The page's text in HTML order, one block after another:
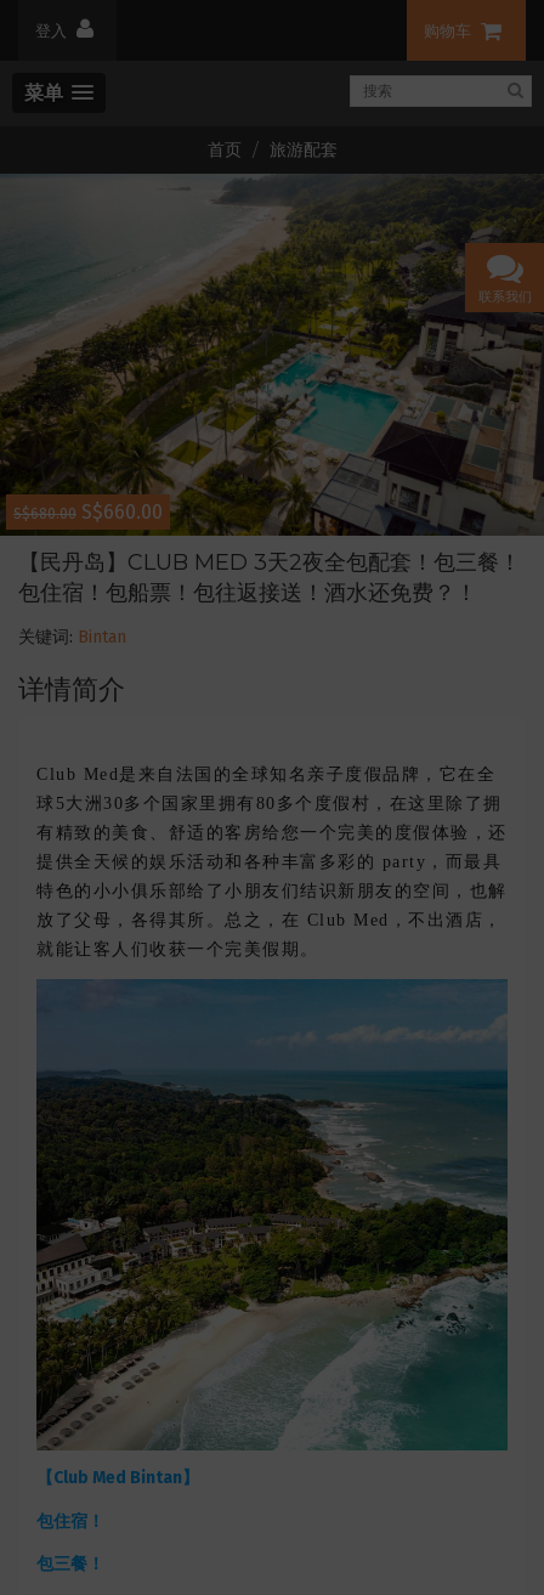
登入 购物车
菜单
首页 旅游配套
联系我们
S$680.00 S$660.00
【民丹岛】CLUB MED 3天2夜全包配套！包三餐！
包住宿！包船票！包往返接送！酒水还免费？！
关键词: Bintan
详情简介
Club Med是来自法国的全球知名亲子度假品牌，它在全
球5大洲30多个国家里拥有80多个度假村，在这里除了拥
有精致的美食、舒适的客房给您一个完美的度假体验，还
提供全天候的娱乐活动和各种丰富多彩的 party，而最具
特色的小小俱乐部给了小朋友们结识新朋友的空间，也解
放了父母，各得其所。总之，在 Club Med，不出酒店，
就能让客人们收获一个完美假期。
【Club Med Bintan】
包住宿！
包三餐！